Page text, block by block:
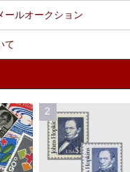
ールオークション
て
2